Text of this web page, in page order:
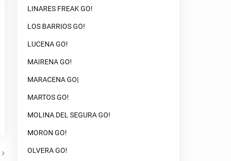
LINARES FREAK GO!
LOS BARRIOS GO!
LUCENA GO!
MAIRENA GO!
MARACENA GO|
MARTOS GO!
MOLINA DEL SEGURA GO!
MORON GO!
OLVERA GO!